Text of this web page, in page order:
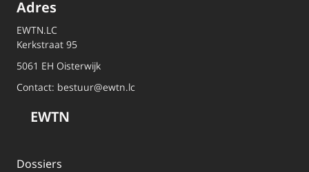
Adres
EWTN.LC
Kerkstraat 95
5061 EH Oisterwijk
Contact: bestuur@ewtn.lc
EWTN
Dossiers